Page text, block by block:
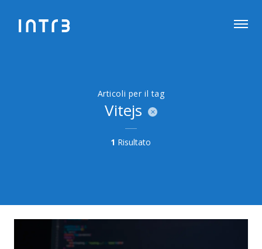
Articoli per il tag
Vitejs
1 Risultato